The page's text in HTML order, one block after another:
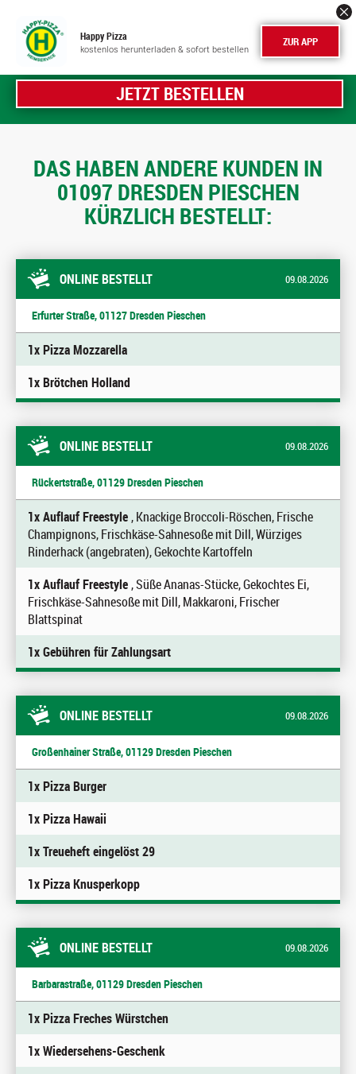
Happy Pizza
kostenlos herunterladen & sofort bestellen ZUR APP
JETZT BESTELLEN
DAS HABEN ANDERE KUNDEN IN
01097 DRESDEN PIESCHEN
KÜRZLICH BESTELLT:
ONLINE BESTELLT 09.08.2026
Erfurter Straße, 01127 Dresden Pieschen
1x Pizza Mozzarella
1x Brötchen Holland
ONLINE BESTELLT 09.08.2026
Rückertstraße, 01129 Dresden Pieschen
1x Auflauf Freestyle, Knackige Broccoli-Röschen, Frische
Champignons, Frischkäse-Sahnesoße mit Dill, Würziges
Rinderhack (angebraten), Gekochte Kartoffeln
1x Auflauf Freestyle, Süße Ananas-Stücke, Gekochtes Ei,
Frischkäse-Sahnesoße mit Dill, Makkaroni, Frischer
Blattspinat
1x Gebühren für Zahlungsart
ONLINE BESTELLT 09.08.2026
Großenhainer Straße, 01129 Dresden Pieschen
1x Pizza Burger
1x Pizza Hawaii
1x Treueheft eingelöst 29
1x Pizza Knusperkopp
ONLINE BESTELLT 09.08.2026
Barbarastraße, 01129 Dresden Pieschen
1x Pizza Freches Würstchen
1x Wiedersehens-Geschenk